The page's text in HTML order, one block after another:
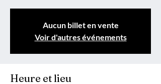
Aucun billet en vente
Voir d'autres événements
Heure et lieu